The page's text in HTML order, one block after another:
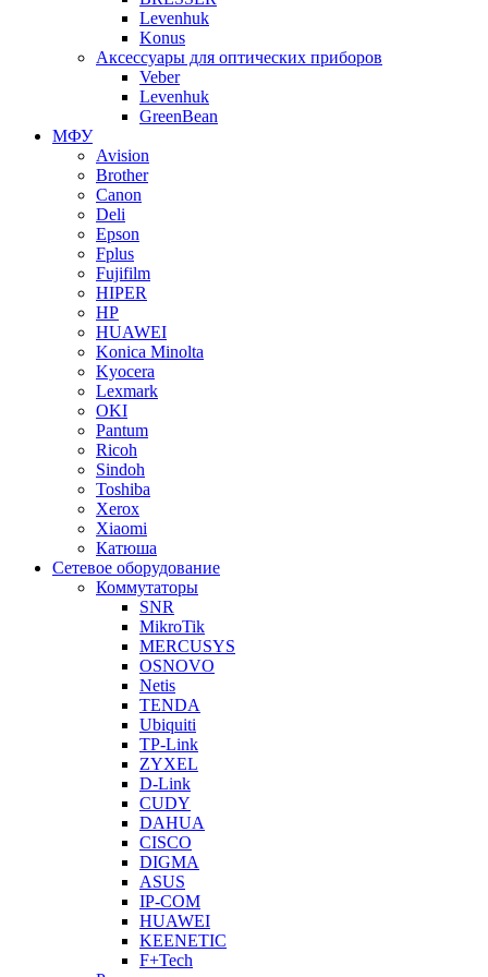
Levenhuk
Konus
Аксессуары для оптических приборов
Veber
Levenhuk
GreenBean
МФУ
Avision
Brother
Canon
Deli
Epson
Fplus
Fujifilm
HIPER
HP
HUAWEI
Konica Minolta
Kyocera
Lexmark
OKI
Pantum
Ricoh
Sindoh
Toshiba
Xerox
Xiaomi
Катюша
Сетевое оборудование
Коммутаторы
SNR
MikroTik
MERCUSYS
OSNOVO
Netis
TENDA
Ubiquiti
TP-Link
ZYXEL
D-Link
CUDY
DAHUA
CISCO
DIGMA
ASUS
IP-COM
HUAWEI
KEENETIC
F+Tech